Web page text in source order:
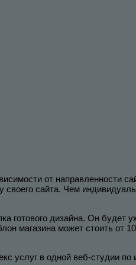
от направленности
своего сайта. Чем
готового дизайна. Он будет
магазина может стоить от
услуг в одной веб-студии